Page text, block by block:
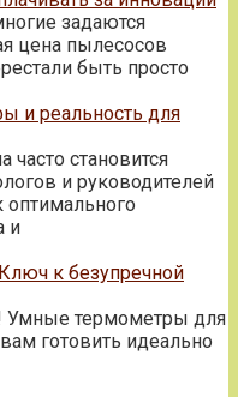
задаются
цена пылесосов
быть просто
и реальность для
часто становится
и руководителей
оптимального
и
к безупречной
Умные термометры для
готовить идеально